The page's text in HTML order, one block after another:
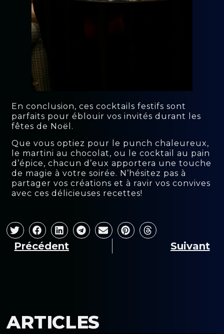
En conclusion, ces cocktails festifs sont
parfaits pour éblouir vos invités durant les
fêtes de Noël.
Que vous optiez pour le punch chaleureux,
le martini au chocolat, ou le cocktail au pain
d’épice, chacun d’eux apportera une touche
de magie à votre soirée. N’hésitez pas à
partager vos créations et à ravir vos convives
avec ces délicieuses recettes!
Précédent Suivant
ARTICLES